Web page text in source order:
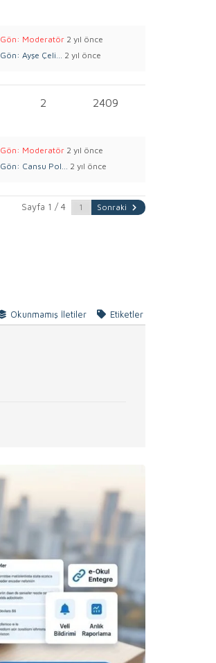
Gön: Moderatör 2 yıl önce
Gön: Ayşe Çeli... 2 yıl önce
2409
2
Gön: Moderatör 2 yıl önce
Gön: Cansu Pol... 2 yıl önce
Sayfa 1 / 4 Sonraki
Okunmamış İletiler Etiketler